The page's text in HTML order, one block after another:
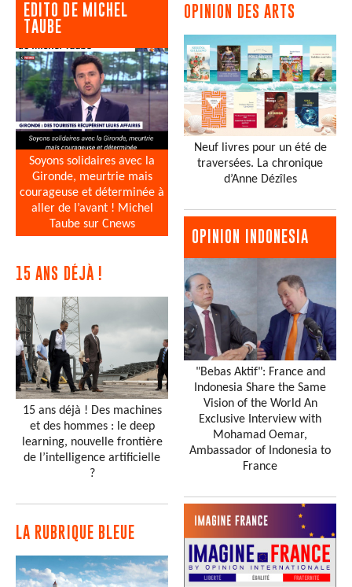
EDITO DE MICHEL
TAUBE
Soyons solidaires avec la
Gironde, meurtrie mais
courageuse et déterminée à
aller de l’avant ! Michel
Taube sur Cnews
15 ANS DÉJÀ !
15 ans déjà ! Des machines
et des hommes : le deep
learning, nouvelle frontière
de l’intelligence artificielle
?
LA RUBRIQUE BLEUE
OPINION DES ARTS
Neuf livres pour un été de
traversées. La chronique
d’Anne Dézîles
OPINION INDONESIA
"Bebas Aktif": France and
Indonesia Share the Same
Vision of the World An
Exclusive Interview with
Mohamad Oemar,
Ambassador of Indonesia to
France